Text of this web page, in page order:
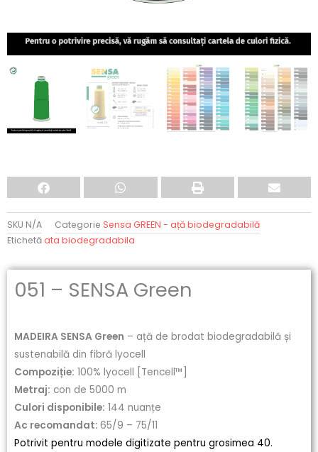
SKU N/A Categorie Sensa GREEN - ață biodegradabilă
Etichetă ata biodegradabila
051 – SENSA Green
MADEIRA SENSA Green – ață de brodat biodegradabilă și
sustenabilă din fibră lyocell
Compoziție: 100% lyocell [Tencell™]
Metraj: con de 5000 m
Culori disponibile: 144 nuanțe
Ac recomandat: 65/9 – 75/11
Potrivit pentru modele digitizate pentru grosimea 40.